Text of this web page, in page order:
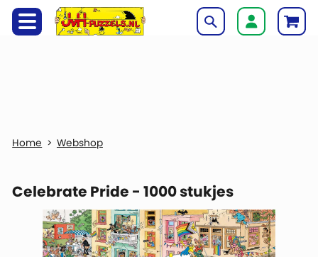
Webshop
Celebrate Pride - 1000 stukjes